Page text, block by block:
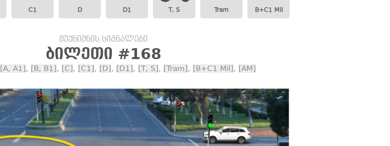
C1 D D1 T, S Tram B+C1 Mil
შუქნიშნის სიგნალები
ბილეთი #168
[A, A1], [B, B1], [C], [C1], [D], [D1], [T, S], [Tram], [B+C1 Mil], [AM]